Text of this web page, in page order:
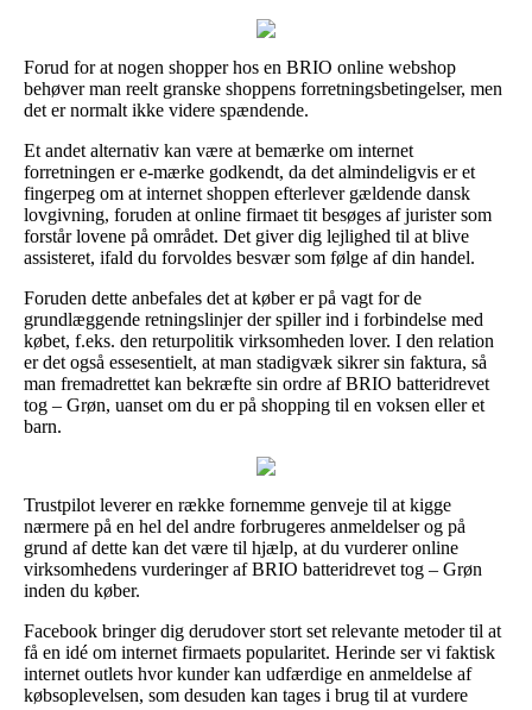
Forud for at nogen shopper hos en BRIO online webshop
behøver man reelt granske shoppens forretningsbetingelser, men
det er normalt ikke videre spændende.
Et andet alternativ kan være at bemærke om internet
forretningen er e-mærke godkendt, da det almindeligvis er et
fingerpeg om at internet shoppen efterlever gældende dansk
lovgivning, foruden at online firmaet tit besøges af jurister som
forstår lovene på området. Det giver dig lejlighed til at blive
assisteret, ifald du forvoldes besvær som følge af din handel.
Foruden dette anbefales det at køber er på vagt for de
grundlæggende retningslinjer der spiller ind i forbindelse med
købet, f.eks. den returpolitik virksomheden lover. I den relation
er det også essesentielt, at man stadigvæk sikrer sin faktura, så
man fremadrettet kan bekræfte sin ordre af BRIO batteridrevet
tog – Grøn, uanset om du er på shopping til en voksen eller et
barn.
Trustpilot leverer en række fornemme genveje til at kigge
nærmere på en hel del andre forbrugeres anmeldelser og på
grund af dette kan det være til hjælp, at du vurderer online
virksomhedens vurderinger af BRIO batteridrevet tog – Grøn
inden du køber.
Facebook bringer dig derudover stort set relevante metoder til at
få en idé om internet firmaets popularitet. Herinde ser vi faktisk
internet outlets hvor kunder kan udfærdige en anmeldelse af
købsoplevelsen, som desuden kan tages i brug til at vurdere